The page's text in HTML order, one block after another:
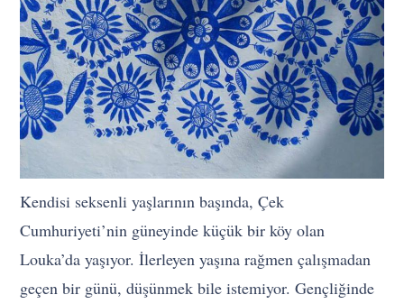
Kendisi seksenli yaşlarının başında, Çek
Cumhuriyeti’nin güneyinde küçük bir köy olan
Louka’da yaşıyor. İlerleyen yaşına rağmen çalışmadan
geçen bir günü, düşünmek bile istemiyor. Gençliğinde